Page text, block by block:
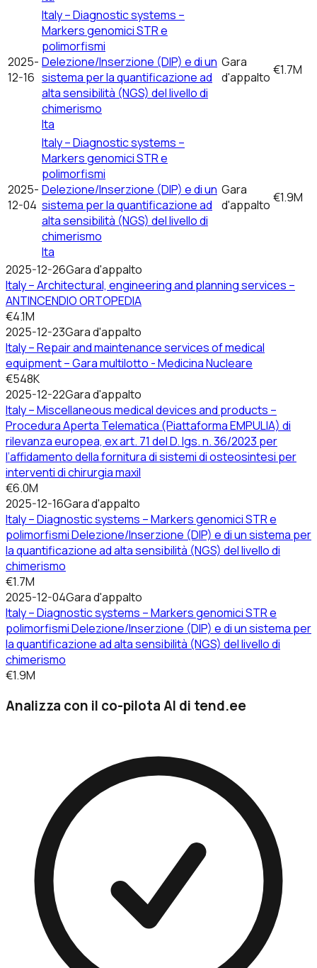
2025-
12-16
Italy – Diagnostic systems –
Markers genomici STR e
polimorfismi
Delezione/Inserzione (DIP) e di un
sistema per la quantificazione ad
alta sensibilità (NGS) del livello di
chimerismo
Ita
Gara
d'appalto €1.7M
2025-
12-04
Italy – Diagnostic systems –
Markers genomici STR e
polimorfismi
Delezione/Inserzione (DIP) e di un
sistema per la quantificazione ad
alta sensibilità (NGS) del livello di
chimerismo
Ita
Gara
d'appalto €1.9M
2025-12-26Gara d'appalto
Italy – Architectural, engineering and planning services –
ANTINCENDIO ORTOPEDIA
€4.1M
2025-12-23Gara d'appalto
Italy – Repair and maintenance services of medical
equipment – Gara multilotto - Medicina Nucleare
€548K
2025-12-22Gara d'appalto
Italy – Miscellaneous medical devices and products –
Procedura Aperta Telematica (Piattaforma EMPULIA) di
rilevanza europea, ex art. 71 del D. lgs. n. 36/2023 per
l’affidamento della fornitura di sistemi di osteosintesi per
interventi di chirurgia maxil
€6.0M
2025-12-16Gara d'appalto
Italy – Diagnostic systems – Markers genomici STR e
polimorfismi Delezione/Inserzione (DIP) e di un sistema per
la quantificazione ad alta sensibilità (NGS) del livello di
chimerismo
€1.7M
2025-12-04Gara d'appalto
Italy – Diagnostic systems – Markers genomici STR e
polimorfismi Delezione/Inserzione (DIP) e di un sistema per
la quantificazione ad alta sensibilità (NGS) del livello di
chimerismo
€1.9M
Analizza con il co-pilota AI di tend.ee